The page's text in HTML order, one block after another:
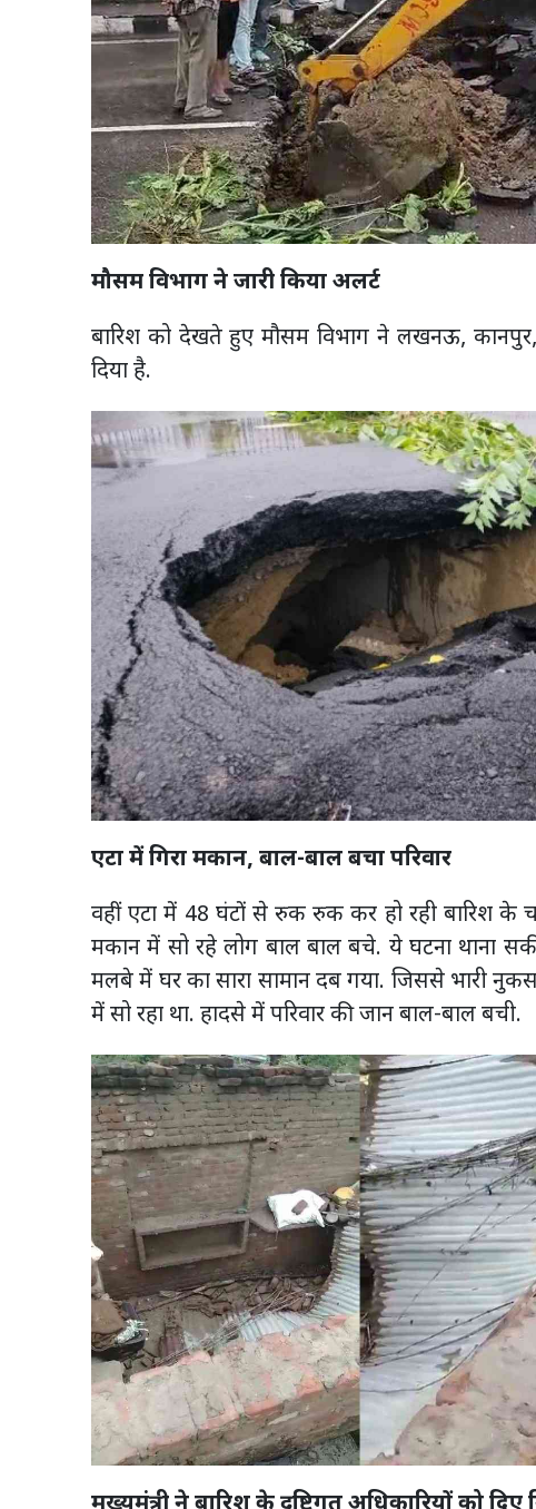
मौसम विभाग ने जारी किया अलर्ट
बारिश को देखते हुए मौसम विभाग ने लखनऊ,
दिया है.
एटा में गिरा मकान, बाल-बाल बचा परिवार
वहीं एटा में 48 घंटों से रुक रुक कर हो रही बारिश
मकान में सो रहे लोग बाल बाल बचे. ये घटना थाना
मलबे में घर का सारा सामान दब गया. जिससे भारी
में सो रहा था. हादसे में परिवार की जान बाल-बाल बची.